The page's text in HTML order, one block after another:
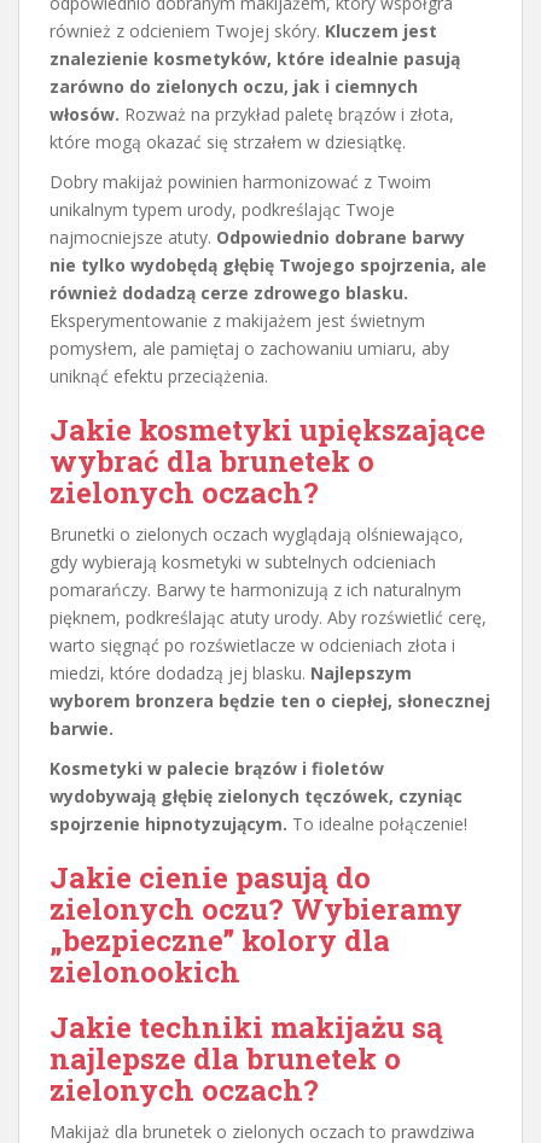
również z odcieniem Twojej skóry. Kluczem jest
znalezienie kosmetyków, które idealnie pasują
zarówno do zielonych oczu, jak i ciemnych
włosów. Rozważ na przykład paletę brązów i złota,
które mogą okazać się strzałem w dziesiątkę.
Dobry makijaż powinien harmonizować z Twoim
unikalnym typem urody, podkreślając Twoje
najmocniejsze atuty. Odpowiednio dobrane barwy
nie tylko wydobędą głębię Twojego spojrzenia, ale
również dodadzą cerze zdrowego blasku.
Eksperymentowanie z makijażem jest świetnym
pomysłem, ale pamiętaj o zachowaniu umiaru, aby
uniknąć efektu przeciążenia.
Jakie kosmetyki upiększające
wybrać dla brunetek o
zielonych oczach?
Brunetki o zielonych oczach wyglądają olśniewająco,
gdy wybierają kosmetyki w subtelnych odcieniach
pomarańczy. Barwy te harmonizują z ich naturalnym
pięknem, podkreślając atuty urody. Aby rozświetlić cerę,
warto sięgnąć po rozświetlacze w odcieniach złota i
miedzi, które dodadzą jej blasku. Najlepszym
wyborem bronzera będzie ten o ciepłej, słonecznej
barwie.
Kosmetyki w palecie brązów i fioletów
wydobywają głębię zielonych tęczówek, czyniąc
spojrzenie hipnotyzującym. To idealne połączenie!
Jakie cienie pasują do
zielonych oczu? Wybieramy
„bezpieczne” kolory dla
zielonookich
Jakie techniki makijażu są
najlepsze dla brunetek o
zielonych oczach?
Makijaż dla brunetek o zielonych oczach to prawdziwa